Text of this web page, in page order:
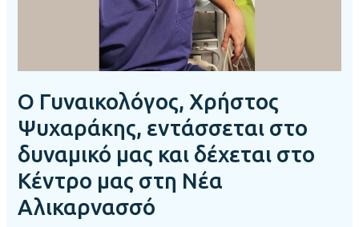
Ο Γυναικολόγος, Χρήστος
Ψυχαράκης, εντάσσεται στο
δυναμικό μας και δέχεται στο
Κέντρο μας στη Νέα
Αλικαρνασσό
στη
Νέα
Αλικαρνασσό